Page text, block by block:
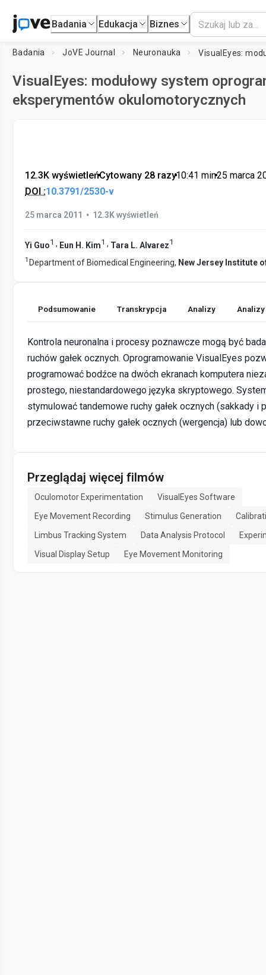
Badania Edukacja Biznes
Badania JoVE Journal Neuronauka
VisualEyes: modułowy system
eksperymentów okulomotorycznych
12.3K wyświetleń•Cytowany 28 razy•10:41 min•25 marca
DOI :10.3791/2530-v
25 marca 2011 • 12.3K wyświetleń
Yi Guo1 , Eun H. Kim1 , Tara L. Alvarez1
1 Department of Biomedical Engineering, New Jersey Institute
Podsumowanie Transkrypcja Analizy
Kontrola neuronalna i procesy poznawcze mogą być
ruchów gałek ocznych. Oprogramowanie VisualEyes
programować bodźce na dwóch ekranach komputera
prostego, niestandardowego języka skryptowego.
stymulować tandemowe ruchy gałek ocznych (sakkady i
przeciwstawne ruchy gałek ocznych (wergencja) lub
Przeglądaj więcej filmów
Oculomotor Experimentation
VisualEyes Software
Eye Movement Recording
Stimulus Generation
Limbus Tracking System
Data Analysis Protocol
Visual Display Setup
Eye Movement Monitoring